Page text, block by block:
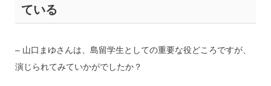
ている
– 山口まゆさんは、島留学生としての重要な役どころですが、
演じられてみていかがでしたか？